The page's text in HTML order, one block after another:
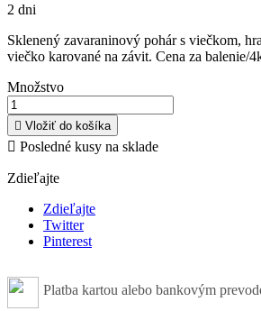
2 dni
Sklenený zavaraninový pohár s viečkom,
viečko karované na závit. Cena za balenie/
Množstvo
 Vložiť do košíka
 Posledné kusy na sklade
Zdieľajte
Zdieľajte
Twitter
Pinterest
Platba kartou alebo bankovým